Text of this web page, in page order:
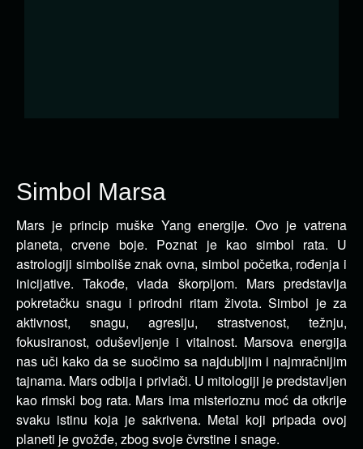
Simbol Marsa
Mars je princip muške Yang energije. Ovo je vatrena
planeta, crvene boje. Poznat je kao simbol rata. U
astrologiji simbolišeznak ovna, simbol početka, rođenja i
inicijative. Takođe, vlada škorpijom. Mars predstavlja
pokretačku snagu i prirodni ritam života. Simbol je za
aktivnost, snagu, agresiju, strastvenost, težnju,
fokusiranost, oduševljenje i vitalnost. Marsova energija
nas uči kako da se suočimo sa najdubljim i najmračnijim
tajnama. Mars odbija i privlači. U mitologiji je predstavljen
kao rimski bog rata. Mars ima misterioznu moć da otkrije
svaku istinu koja je sakrivena. Metal koji pripada ovoj
planeti je gvožđe, zbog svoje čvrstine i snage.